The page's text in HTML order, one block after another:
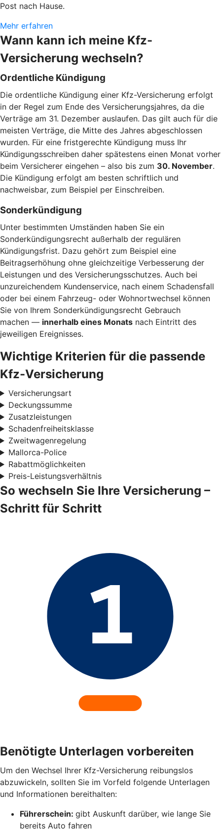
Post nach Hause.
Mehr erfahren
Wann kann ich meine Kfz-
Versicherung wechseln?
Ordentliche Kündigung
Die ordentliche Kündigung einer Kfz-Versicherung erfolgt
in der Regel zum Ende des Versicherungsjahres, da die
Verträge am 31. Dezember auslaufen. Das gilt auch für die
meisten Verträge, die Mitte des Jahres abgeschlossen
wurden. Für eine fristgerechte Kündigung muss Ihr
Kündigungsschreiben daher spätestens einen Monat vorher
beim Versicherer eingehen – also bis zum 30. November.
Die Kündigung erfolgt am besten schriftlich und
nachweisbar, zum Beispiel per Einschreiben.
Sonderkündigung
Unter bestimmten Umständen haben Sie ein
Sonderkündigungsrecht außerhalb der regulären
Kündigungsfrist. Dazu gehört zum Beispiel eine
Beitragserhöhung ohne gleichzeitige Verbesserung der
Leistungen und des Versicherungsschutzes. Auch bei
unzureichendem Kundenservice, nach einem Schadensfall
oder bei einem Fahrzeug- oder Wohnortwechsel können
Sie von Ihrem Sonderkündigungsrecht Gebrauch
machen — innerhalb eines Monats nach Eintritt des
jeweiligen Ereignisses.
Wichtige Kriterien für die passende
Kfz-Versicherung
Versicherungsart
Deckungssumme
Zusatzleistungen
Schadenfreiheitsklasse
Zweitwagenregelung
Mallorca-Police
Rabattmöglichkeiten
Preis-Leistungsverhältnis
So wechseln Sie Ihre Versicherung –
Schritt für Schritt
Benötigte Unterlagen vorbereiten
Um den Wechsel Ihrer Kfz-Versicherung reibungslos
abzuwickeln, sollten Sie im Vorfeld folgende Unterlagen
und Informationen bereithalten:
Führerschein: gibt Auskunft darüber, wie lange Sie
bereits Auto fahren